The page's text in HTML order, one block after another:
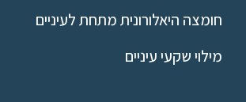
חומצה היאלורונית מתחת לעיניים
מילוי שקעי עיניים